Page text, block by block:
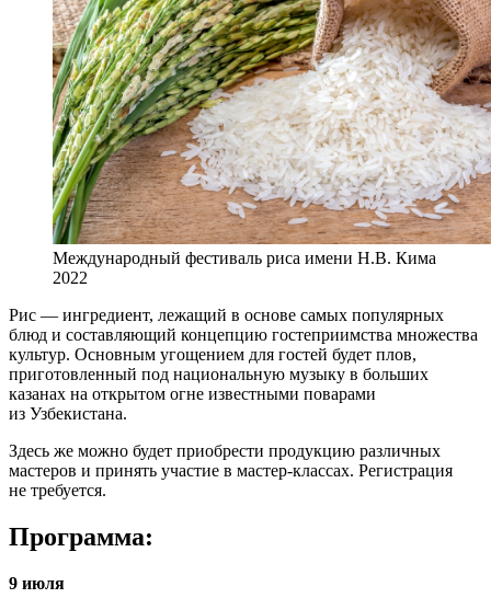
Международный фестиваль риса имени Н.В. Кима
2022
Рис — ингредиент, лежащий в основе самых популярных
блюд и составляющий концепцию гостеприимства множества
культур. Основным угощением для гостей будет плов,
приготовленный под национальную музыку в больших
казанах на открытом огне известными поварами
из Узбекистана.
Здесь же можно будет приобрести продукцию различных
мастеров и принять участие в мастер-классах. Регистрация
не требуется.
Программа:
9 июля